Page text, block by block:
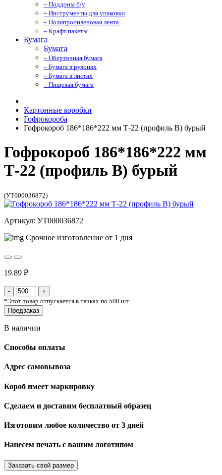
– Поддоны б/у
– Инструменты для упаковки
– Полипропиленовая лента
– Крафт пакеты
Бумага
Бумага
– Оберточная бумага
– Бумага в рулонах
– Бумага в листах
– Пищевая бумага
Картонные коробки
Гофрокороба
Гофрокороб 186*186*222 мм Т-22 (профиль B) бурый
Гофрокороб 186*186*222 мм
Т-22 (профиль B) бурый
(УТ000036872)
Артикул: УТ000036872
Срочное изготовление от 1 дня
19.89 ₽
*Этот товар отпускается в пачках по 500 шт.
Предзаказ
В наличии
Способы оплаты
Адрес самовывоза
Короб имеет маркировку
Сделаем и доставим бесплатный образец
Изготовим любое количество от 3 дней
Нанесем печать с вашим логотипом
Заказать свой размер